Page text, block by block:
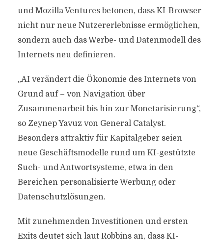
und Mozilla Ventures betonen, dass KI-Browser
nicht nur neue Nutzererlebnisse ermöglichen,
sondern auch das Werbe- und Datenmodell des
Internets neu definieren.
„AI verändert die Ökonomie des Internets von
Grund auf – von Navigation über
Zusammenarbeit bis hin zur Monetarisierung“,
so Zeynep Yavuz von General Catalyst.
Besonders attraktiv für Kapitalgeber seien
neue Geschäftsmodelle rund um KI-gestützte
Such- und Antwortsysteme, etwa in den
Bereichen personalisierte Werbung oder
Datenschutzlösungen.
Mit zunehmenden Investitionen und ersten
Exits deutet sich laut Robbins an, dass KI-